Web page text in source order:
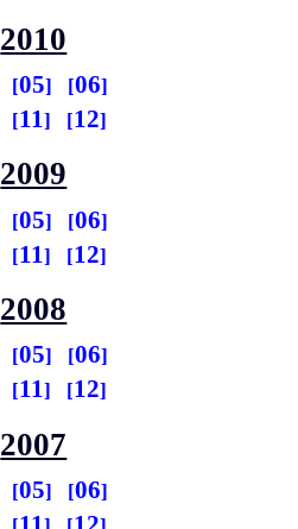
2010
05
06
11 12
2009
05
06
11 12
2008
05
06
11 12
2007
05
06